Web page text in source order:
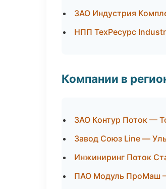
ЗАО Индустрия
НПП ТехРесурс
Компании в
ЗАО Контур Поток —
Завод Союз Line —
Инжиниринг Поток
ПАО Модуль ПроМаш